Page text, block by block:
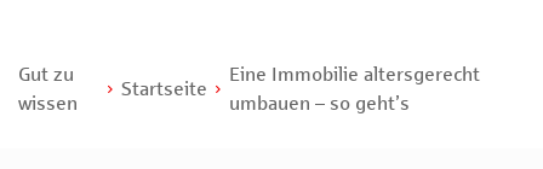
Gut zu
wissen
Startseite
Eine Immobilie altersgerecht
umbauen – so geht’s